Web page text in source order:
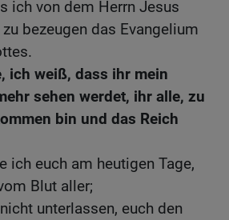
ich von dem Herrn Jesus
bezeugen das Evangelium
ich weiß, dass ihr mein
sehen werdet, ihr alle, zu
bin und das Reich
ich euch am heutigen Tage,
Blut aller;
unterlassen, euch den